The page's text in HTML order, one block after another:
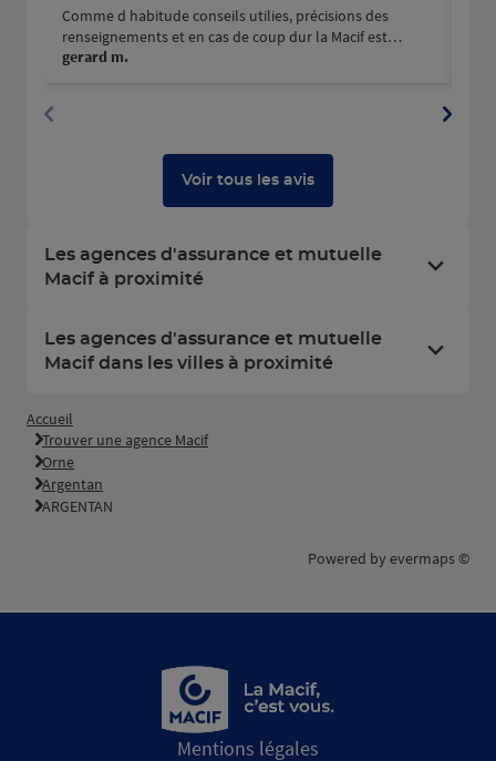
Comme d habitude conseils utilies, précisions des
renseignements et en cas de coup dur la Macif est
vraiment là
gerard m.
Voir tous les avis
Les agences d'assurance et mutuelle
Macif à proximité
Les agences d'assurance et mutuelle
Macif dans les villes à proximité
Accueil
Trouver une agence Macif
Orne
Argentan
ARGENTAN
Powered by evermaps ©
Mentions légales